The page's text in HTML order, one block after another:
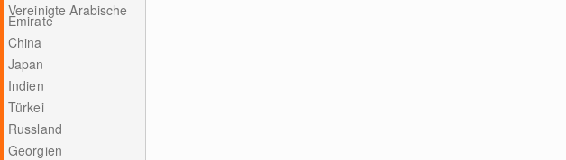
Vereinigte Arabische
Emirate
China
Japan
Indien
Türkei
Russland
Georgien